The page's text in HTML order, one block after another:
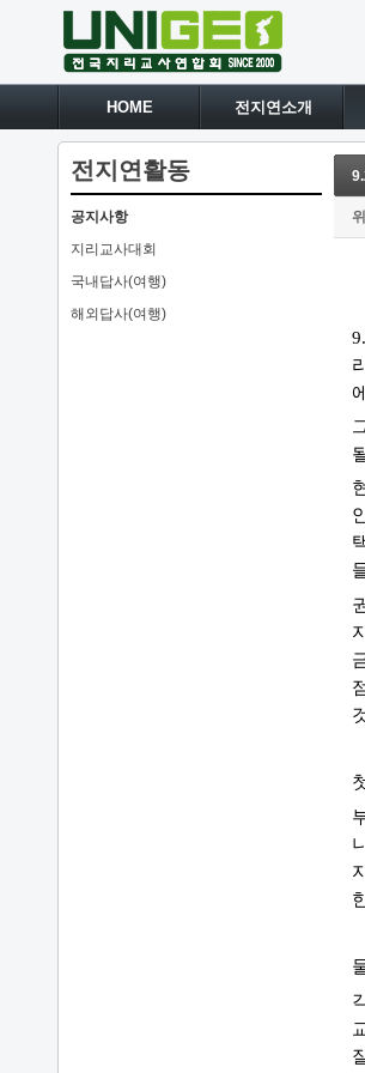
HOME 전지연소개
전지연활동
공지사항
지리교사대회
국내답사(여행)
해외답사(여행)